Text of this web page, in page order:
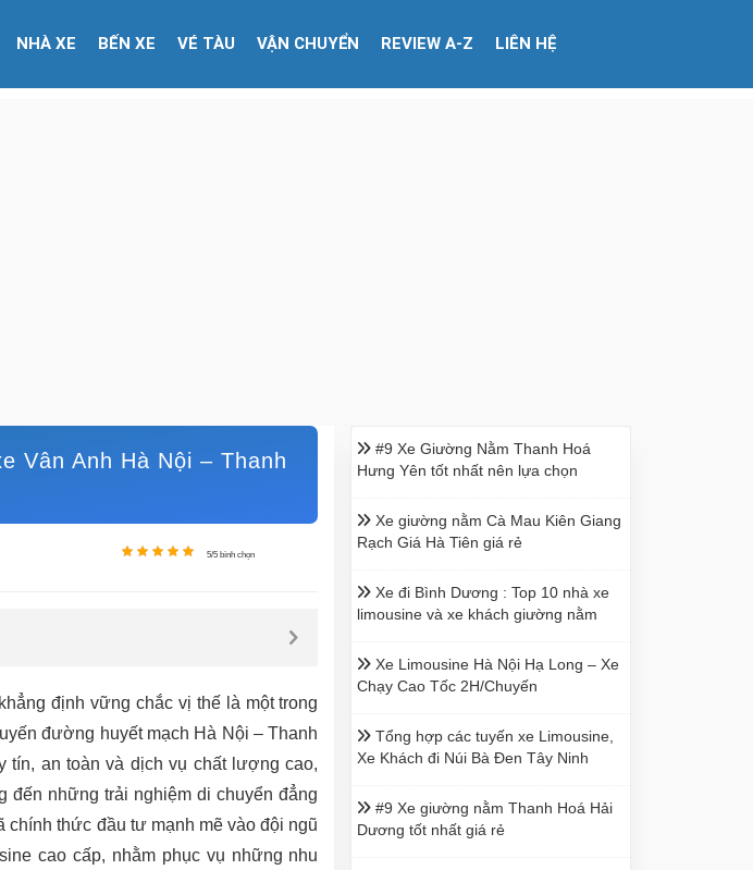
NHÀ XE BẾN XE VÉ TÀU VẬN CHUYỂN REVIEW A-Z LIÊN HỆ
Vân Anh Hà Nội – Thanh
5/5 bình chọn
định vững chắc vị thế là một trong
đường huyết mạch Hà Nội – Thanh
an toàn và dịch vụ chất lượng cao,
đến những trải nghiệm di chuyển đẳng
chính thức đầu tư mạnh mẽ vào đội ngũ
cao cấp, nhằm phục vụ những nhu
#9 Xe Giường Nằm Thanh Hoá
Hưng Yên tốt nhất nên lựa chọn
Xe giường nằm Cà Mau Kiên Giang
Rạch Giá Hà Tiên giá rẻ
Xe đi Bình Dương : Top 10 nhà xe
limousine và xe khách giường nằm
Xe Limousine Hà Nội Hạ Long – Xe
Chạy Cao Tốc 2H/Chuyến
Tổng hợp các tuyến xe Limousine,
Xe Khách đi Núi Bà Đen Tây Ninh
#9 Xe giường nằm Thanh Hoá Hải
Dương tốt nhất giá rẻ